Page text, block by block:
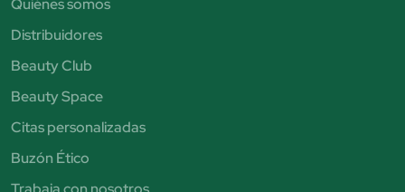
Quiénes somos
Distribuidores
Beauty Club
Beauty Space
Citas personalizadas
Buzón Ético